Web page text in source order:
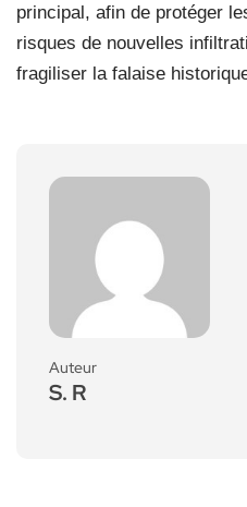
principal, afin de protéger
risques de nouvelles
fragiliser la falaise
Auteur
S. R